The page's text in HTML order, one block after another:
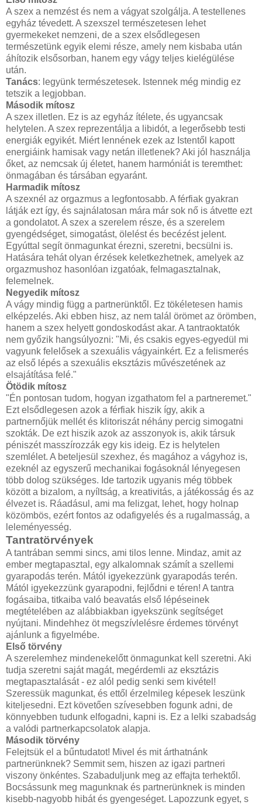
A szex a nemzést és nem a vágyat szolgálja. A testellenes
egyház tévedett. A szexszel természetesen lehet
gyermekeket nemzeni, de a szex elsődlegesen
természetünk egyik elemi része, amely nem kisbaba után
áhítozik elsősorban, hanem egy vágy teljes kielégülése
után.
Tanács: legyünk természetesek. Istennek még mindig ez
tetszik a legjobban.
Második mítosz
A szex illetlen. Ez is az egyház ítélete, és ugyancsak
helytelen. A szex reprezentálja a libidót, a legerősebb testi
energiák egyikét. Miért lennének ezek az Istentől kapott
energiáink hamisak vagy netán illetlenek? Aki jól használja
őket, az nemcsak új életet, hanem harmóniát is teremthet:
önmagában és társában egyaránt.
Harmadik mítosz
A szexnél az orgazmus a legfontosabb. A férfiak gyakran
látják ezt így, és sajnálatosan mára már sok nő is átvette ezt
a gondolatot. A szex a szerelem része, és a szerelem
gyengédséget, simogatást, ölelést és becézést jelent.
Egyúttal segít önmagunkat érezni, szeretni, becsülni is.
Hatására tehát olyan érzések keletkezhetnek, amelyek az
orgazmushoz hasonlóan izgatóak, felmagasztalnak,
felemelnek.
Negyedik mítosz
A vágy mindig függ a partnerünktől. Ez tökéletesen hamis
elképzelés. Aki ebben hisz, az nem talál örömet az örömben,
hanem a szex helyett gondoskodást akar. A tantraoktatók
nem győzik hangsúlyozni: "Mi, és csakis egyes-egyedül mi
vagyunk felelősek a szexuális vágyainkért. Ez a felismerés
az első lépés a szexuális eksztázis művészetének az
elsajátítása felé."
Ötödik mítosz
"Én pontosan tudom, hogyan izgathatom fel a partneremet."
Ezt elsődlegesen azok a férfiak hiszik így, akik a
partnernőjük mellét és klitoriszát néhány percig simogatni
szokták. De ezt hiszik azok az asszonyok is, akik társuk
péniszét masszírozzák egy kis ideig. Ez is helytelen
szemlélet. A beteljesül szexhez, és magához a vágyhoz is,
ezeknél az egyszerű mechanikai fogásoknál lényegesen
több dolog szükséges. Ide tartozik ugyanis még többek
között a bizalom, a nyíltság, a kreativitás, a játékosság és az
élvezet is. Ráadásul, ami ma felizgat, lehet, hogy holnap
közömbös, ezért fontos az odafigyelés és a rugalmasság, a
leleményesség.
Tantratörvények
A tantrában semmi sincs, ami tilos lenne. Mindaz, amit az
ember megtapasztal, egy alkalomnak számít a szellemi
gyarapodás terén. Mától igyekezzünk gyarapodás terén.
Mától igyekezzünk gyarapodni, fejlődni e téren! A tantra
fogásaiba, titkaiba való beavatás első lépéseinek
megtételében az alábbiakban igyekszünk segítséget
nyújtani. Mindehhez öt megszívlelésre érdemes törvényt
ajánlunk a figyelmébe.
Első törvény
A szerelemhez mindenekelőtt önmagunkat kell szeretni. Aki
tudja szeretni saját magát, megérdemli az eksztázis
megtapasztalását - ez alól pedig senki sem kivétel!
Szeressük magunkat, és ettől érzelmileg képesek leszünk
kiteljesedni. Ezt követően szívesebben fogunk adni, de
könnyebben tudunk elfogadni, kapni is. Ez a lelki szabadság
a valódi partnerkapcsolatok alapja.
Második törvény
Felejtsük el a bűntudatot! Mivel és mit árthatnánk
partnerünknek? Semmit sem, hiszen az igazi partneri
viszony önkéntes. Szabaduljunk meg az effajta terhektől.
Bocsássunk meg magunknak és partnerünknek is minden
kisebb-nagyobb hibát és gyengeséget. Lapozzunk egyet, s